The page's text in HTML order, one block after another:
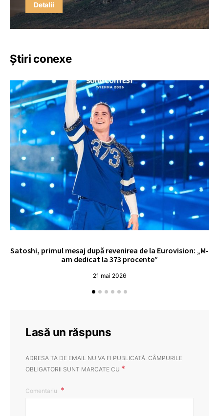
Detalii
Știri conexe
Satoshi, primul mesaj după revenirea de la Eurovision: „M-
am dedicat la 373 procente”
21 mai 2026
Lasă un răspuns
ADRESA TA DE EMAIL NU VA FI PUBLICATĂ. CÂMPURILE
OBLIGATORII SUNT MARCATE CU *
Comentariu